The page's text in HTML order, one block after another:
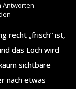
Antworten
recht „frisch“ ist,
das Loch wird
sichtbare
nach etwas